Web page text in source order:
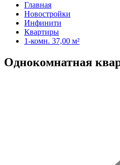
Главная
Новостройки
Инфинити
Квартиры
1-комн. 37,00 м²
Однокомнатная